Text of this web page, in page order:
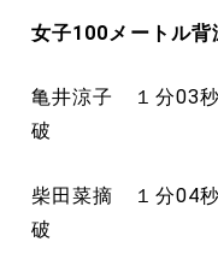
女子100メートル
亀井涼子 １分03
破
柴田菜摘 １分04
破